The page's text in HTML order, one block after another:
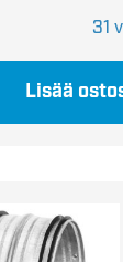
31
Lisää